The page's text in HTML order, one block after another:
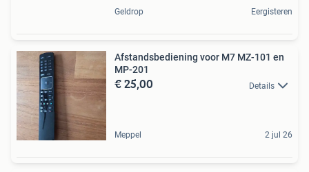
Geldrop Eergisteren
Afstandsbediening voor M7 MZ-101 en
MP-201
€ 25,00 Details
Meppel 2 jul 26